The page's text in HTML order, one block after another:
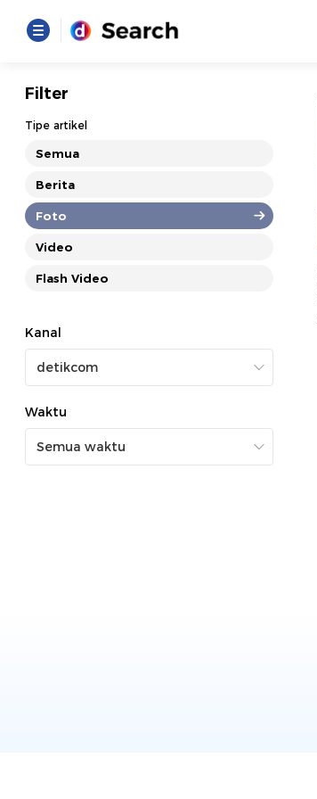
Filter
Tipe artikel
Semua
Berita
Foto
Video
Flash Video
Kanal
Waktu